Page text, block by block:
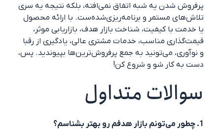
پرفروش شدن یه شبه اتفاق نمی‌افته، بلکه نتیجه یه سری
تلاش‌های مستمر و برنامه‌ریزی‌شده‌ست. با ارائه محصول
یا خدمت با کیفیت، شناخت بازار هدف، بازاریابی موثر،
قیمت‌گذاری مناسب، خدمات مشتری عالی، یادگیری از رقبا
و نوآوری، می‌تونید به جمع پرفروش‌ترین‌ها بپیوندید. پس،
دست به کار شو و شروع کن!
سوالات متداول
1. چطور می‌تونم بازار هدفم رو بهتر بشناسم؟